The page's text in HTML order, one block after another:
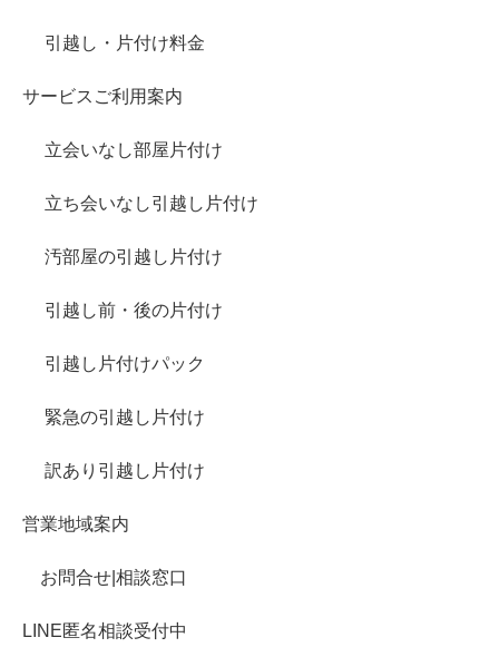
引越し・片付け料金
サービスご利用案内
立会いなし部屋片付け
立ち会いなし引越し片付け
汚部屋の引越し片付け
引越し前・後の片付け
引越し片付けパック
緊急の引越し片付け
訳あり引越し片付け
営業地域案内
お問合せ|相談窓口
LINE匿名相談受付中